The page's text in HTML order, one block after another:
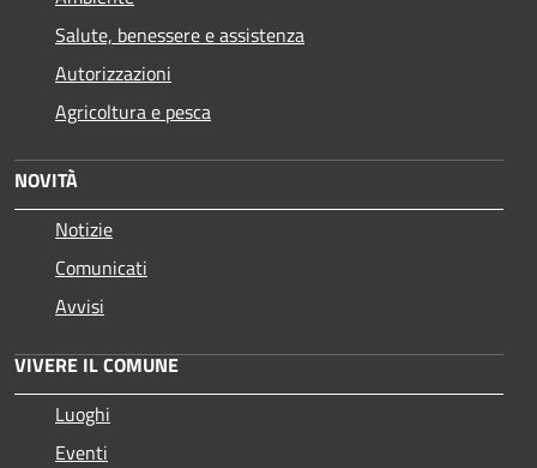
Salute, benessere e assistenza
Autorizzazioni
Agricoltura e pesca
NOVITÀ
Notizie
Comunicati
Avvisi
VIVERE IL COMUNE
Luoghi
Eventi